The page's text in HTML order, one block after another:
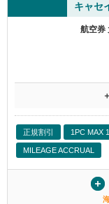
キャセ
航空券
正規割引 1PC MAX
MILEAGE ACCRUAL